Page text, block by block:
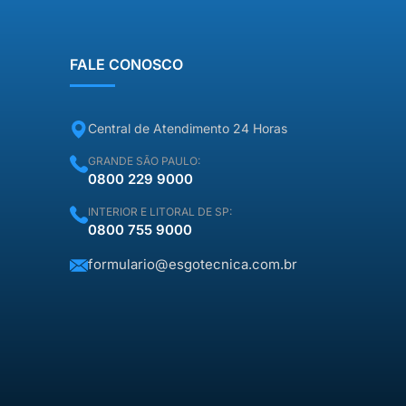
FALE CONOSCO
Central de Atendimento 24 Horas
GRANDE SÃO PAULO:
0800 229 9000
INTERIOR E LITORAL DE SP:
0800 755 9000
formulario@esgotecnica.com.br